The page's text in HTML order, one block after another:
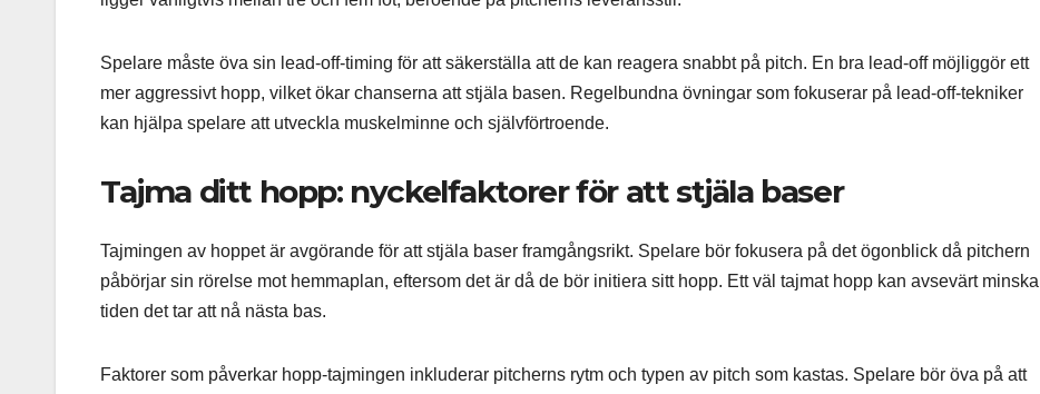
Spelare måste öva sin lead-off-timing för att säkerställa att de kan reagera snabbt på pitch. En bra lead-off möjliggör ett
mer aggressivt hopp, vilket ökar chanserna att stjäla basen. Regelbundna övningar som fokuserar på lead-off-tekniker
kan hjälpa spelare att utveckla muskelminne och självförtroende.
Tajma ditt hopp: nyckelfaktorer för att stjäla baser
Tajmingen av hoppet är avgörande för att stjäla baser framgångsrikt. Spelare bör fokusera på det ögonblick då pitchern
påbörjar sin rörelse mot hemmaplan, eftersom det är då de bör initiera sitt hopp. Ett väl tajmat hopp kan avsevärt minska
tiden det tar att nå nästa bas.
Faktorer som påverkar hopp-tajmingen inkluderar pitcherns rytm och typen av pitch som kastas. Spelare bör öva på att